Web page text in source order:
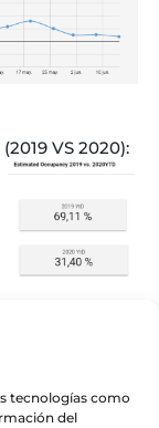
tecnologías como
del
VS 2020):